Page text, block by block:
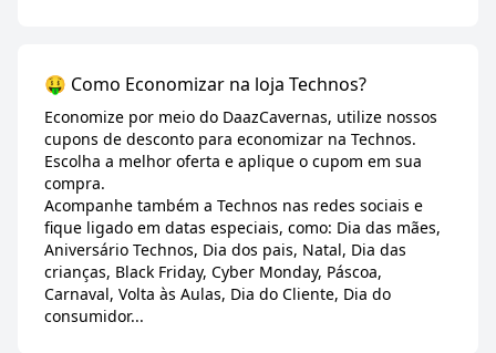
🤑 Como Economizar na loja Technos?
Economize por meio do DaazCavernas, utilize nossos
cupons de desconto para economizar na Technos.
Escolha a melhor oferta e aplique o cupom em sua
compra.
Acompanhe também a Technos nas redes sociais e
fique ligado em datas especiais, como: Dia das mães,
Aniversário Technos, Dia dos pais, Natal, Dia das
crianças, Black Friday, Cyber Monday, Páscoa,
Carnaval, Volta às Aulas, Dia do Cliente, Dia do
consumidor...